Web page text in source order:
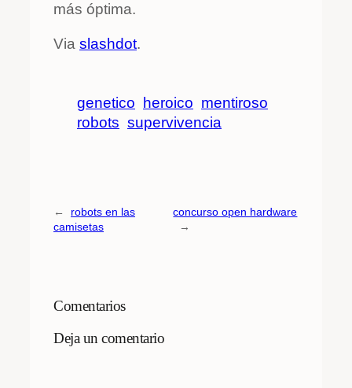
más óptima.
Via slashdot.
genetico heroico mentiroso
robots supervivencia
←
robots en las
camisetas
concurso open hardware
→
Comentarios
Deja un comentario